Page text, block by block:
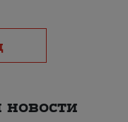
новости